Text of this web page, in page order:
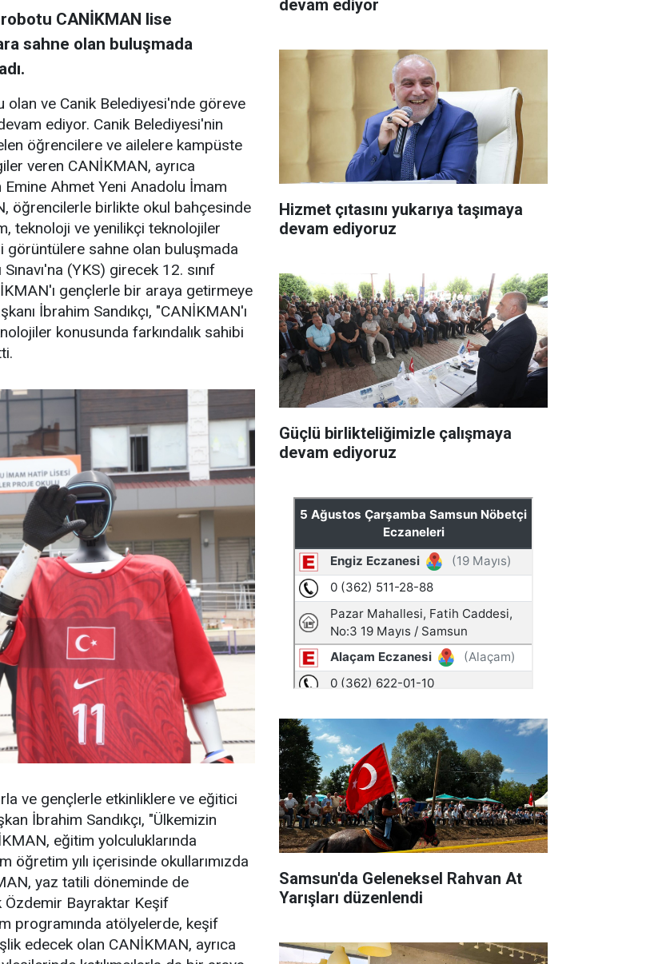
CANİKMAN lise
sahne olan buluşmada
olan ve Canik Belediyesi'nde göreve
ediyor. Canik Belediyesi'nin
öğrencilere ve ailelere kampüste
veren CANİKMAN, ayrıca
Ahmet Yeni Anadolu İmam
öğrencilerle birlikte okul bahçesinde
teknoloji ve yenilikçi teknolojiler
görüntülere sahne olan buluşmada
(YKS) girecek 12. sınıf
gençlerle bir araya getirmeye
İbrahim Sandıkçı, "CANİKMAN'ı
konusunda farkındalık sahibi
ve gençlerle etkinliklere ve eğitici
İbrahim Sandıkçı, "Ülkemizin
eğitim yolculuklarında
yılı içerisinde okullarımızda
yaz tatili döneminde de
Özdemir Bayraktar Keşif
programında atölyelerde, keşif
edecek olan CANİKMAN, ayrıca
devam ediyor
Hizmet çıtasını yukarıya taşımaya
devam ediyoruz
Güçlü birlikteliğimizle çalışmaya
devam ediyoruz
Samsun'da Geleneksel Rahvan At
Yarışları düzenlendi